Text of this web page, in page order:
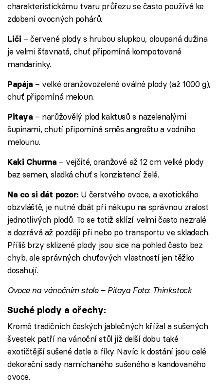
charakteristickému tvaru průřezu se často používá ke
zdobení ovocných pohárů.
Liči – červené plody s hrubou slupkou, oloupaná dužina
je velmi šťavnatá, chuť připomíná kompotované
mandarinky.
Papája – velké oranžovozelené oválné plody (až 1000 g),
chuť připomíná meloun.
Pitaya – narůžovělý plod kaktusů s nazelenalými
šupinami, chutí připomíná směs angreštu a vodního
melounu.
Kaki Churma – vejčité, oranžové až 12 cm velké plody
bez semen, sladká chuť s konzistencí želé.
Na co si dát pozor:U čerstvého ovoce, a exotického
obzvláště, je nutné dbát při nákupu na správnou zralost
jednotlivých plodů. To se totiž sklízí velmi často nezralé
a dozrává až později při nebo po transportu ve skladech.
Příliš brzy sklizené plody jsou sice na pohled často bez
chyb, ale správných chuťových vlastností jen těžko
dosahují.
Ovoce na vánočním stole – Pitaya Foto: Thinkstock
Suché plody a ořechy:
Kromě tradičních českých jablečných křížal a sušených
švestek patří na vánoční stůl již delší dobu také
exotičtější sušené datle a fíky. Navíc k dostání jsou celé
dekorační sady namíchaného sušeného a kandovaného
ovoce.